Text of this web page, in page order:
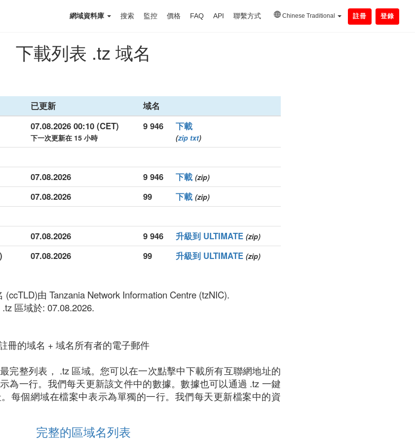
網域資料庫 搜索 監控 價格 FAQ API 聯繫方式 Chinese Traditional 註冊 登錄
下載列表 .tz 域名
已更新
域名
07.08.2026 00:10 (CET)
下一次更新在 15 小時
9 946 下載
(zip txt)
07.08.2026 9 946 下載 (zip)
07.08.2026 99 下載 (zip)
07.08.2026 9 946 升級到 ULTIMATE (zip)
07.08.2026 99 升級到 ULTIMATE (zip)
由 Tanzania Network Information Centre (tzNIC).
區域於: 07.08.2026.
冊的域名 + 域名所有者的電子郵件
完整列表， .tz 區域。您可以在一次點擊中下載所有互聯網地址的
為一行。我們每天更新該文件中的數據。數據也可以通過 .tz 一鍵
每個網域在檔案中表示為單獨的一行。我們每天更新檔案中的資
完整的區域名列表